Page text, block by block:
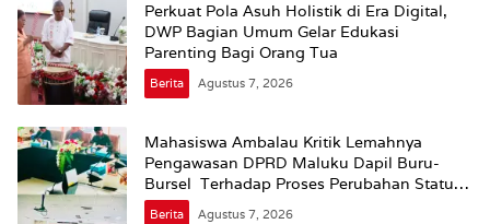
Perkuat Pola Asuh Holistik di Era Digital,
DWP Bagian Umum Gelar Edukasi
Parenting Bagi Orang Tua
Berita Agustus 7, 2026
Mahasiswa Ambalau Kritik Lemahnya
Pengawasan DPRD Maluku Dapil Buru-
Bursel Terhadap Proses Perubahan Status
Jalan
Berita Agustus 7, 2026